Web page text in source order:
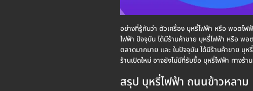
อย่างที่รู้กันว่า ตัวเครื่อง บุหรี่ไฟฟ้า หรือ พอตไฟ
ไฟฟ้า ปัจจุบัน ได้มีร้านค้าขาย บุหรี่ไฟฟ้า หรือ พ
ตลาดมากมาย และ ในปัจจุบัน ได้มีร้านค้าขาย บุห
ร้านเปิดใหม่ อาจยังไม่มีที่รับซื้อ บุหรี่ไฟฟ้า ทางร้
สรุป บุหรี่ไฟฟ้า ถนนข้าวหลาม